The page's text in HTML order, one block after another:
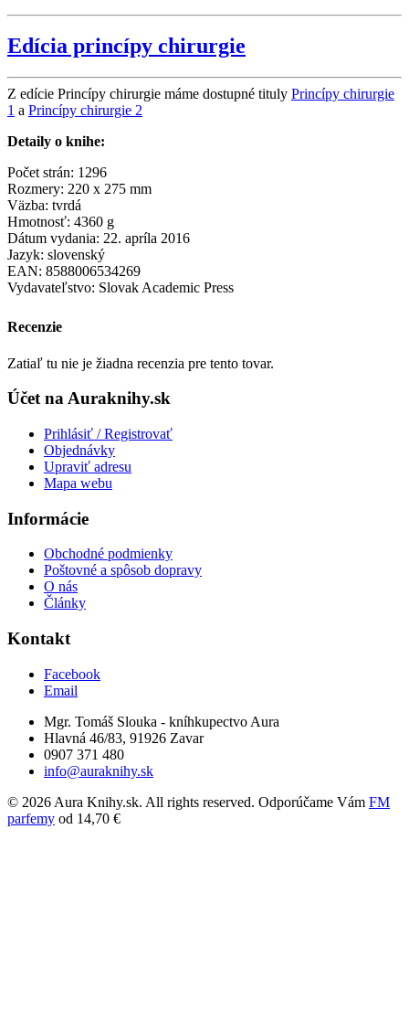
Edícia princípy chirurgie
Z edície Princípy chirurgie máme dostupné tituly Princípy chirurgie
1 a Princípy chirurgie 2
Detaily o knihe:
Počet strán: 1296
Rozmery: 220 x 275 mm
Väzba: tvrdá
Hmotnosť: 4360 g
Dátum vydania: 22. apríla 2016
Jazyk: slovenský
EAN: 8588006534269
Vydavateľstvo: Slovak Academic Press
Recenzie
Zatiaľ tu nie je žiadna recenzia pre tento tovar.
Účet na Auraknihy.sk
Prihlásiť / Registrovať
Objednávky
Upraviť adresu
Mapa webu
Informácie
Obchodné podmienky
Poštovné a spôsob dopravy
O nás
Články
Kontakt
Facebook
Email
Mgr. Tomáš Slouka - kníhkupectvo Aura
Hlavná 46/83, 91926 Zavar
0907 371 480
info@auraknihy.sk
© 2026 Aura Knihy.sk. All rights reserved. Odporúčame Vám FM
parfemy od 14,70 €